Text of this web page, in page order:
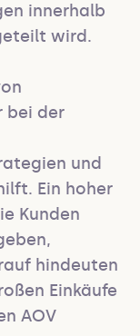
innerhalb
wird.
bei der
und
Ein hoher
Kunden
hindeuten
Einkäufe
AOV